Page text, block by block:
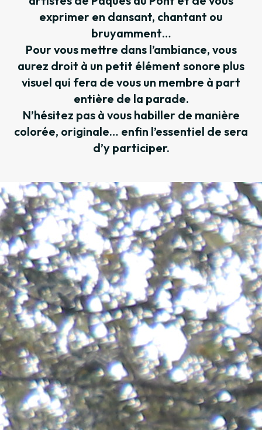
exprimer en dansant, chantant ou
bruyamment…
Pour vous mettre dans l’ambiance, vous
aurez droit à un petit élément sonore plus
visuel qui fera de vous un membre à part
entière de la parade.
N’hésitez pas à vous habiller de manière
colorée, originale… enfin l’essentiel de sera
d’y participer.